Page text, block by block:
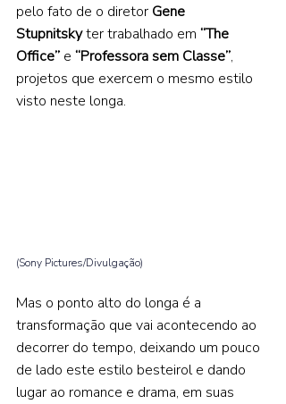
pelo fato de o diretor Gene
Stupnitsky ter trabalhado em “The
Office” e “Professora sem Classe”,
projetos que exercem o mesmo estilo
visto neste longa.
(Sony Pictures/Divulgação)
Mas o ponto alto do longa é a
transformação que vai acontecendo ao
decorrer do tempo, deixando um pouco
de lado este estilo besteirol e dando
lugar ao romance e drama, em suas